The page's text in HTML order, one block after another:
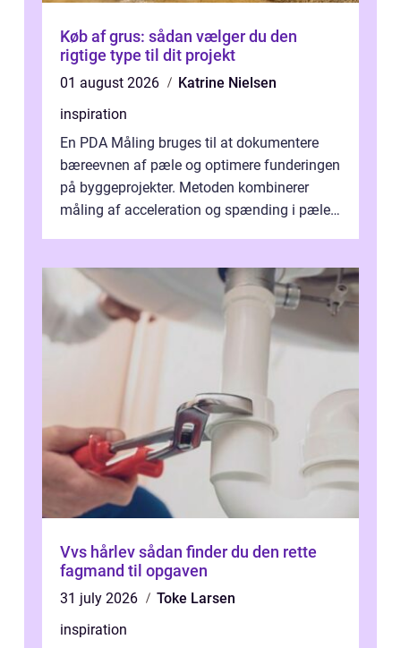
Køb af grus: sådan vælger du den
rigtige type til dit projekt
01 august 2026
Katrine Nielsen
inspiration
En PDA Måling bruges til at dokumentere
bæreevnen af pæle og optimere funderingen
på byggeprojekter. Metoden kombinerer
måling af acceleration og spænding i pælen,
Vvs hårlev sådan finder du den rette
fagmand til opgaven
31 july 2026
Toke Larsen
inspiration